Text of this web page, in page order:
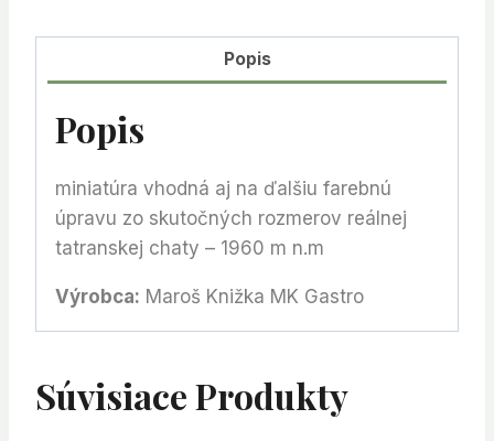
Popis
Popis
miniatúra vhodná aj na ďalšiu farebnú
úpravu zo skutočných rozmerov reálnej
tatranskej chaty – 1960 m n.m
Výrobca: Maroš Knižka MK Gastro
Súvisiace Produkty